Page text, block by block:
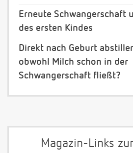
Erneute Schwangerschaft
des ersten Kindes
Direkt nach Geburt
obwohl Milch schon in der
Schwangerschaft fließt?
Magazin-Links